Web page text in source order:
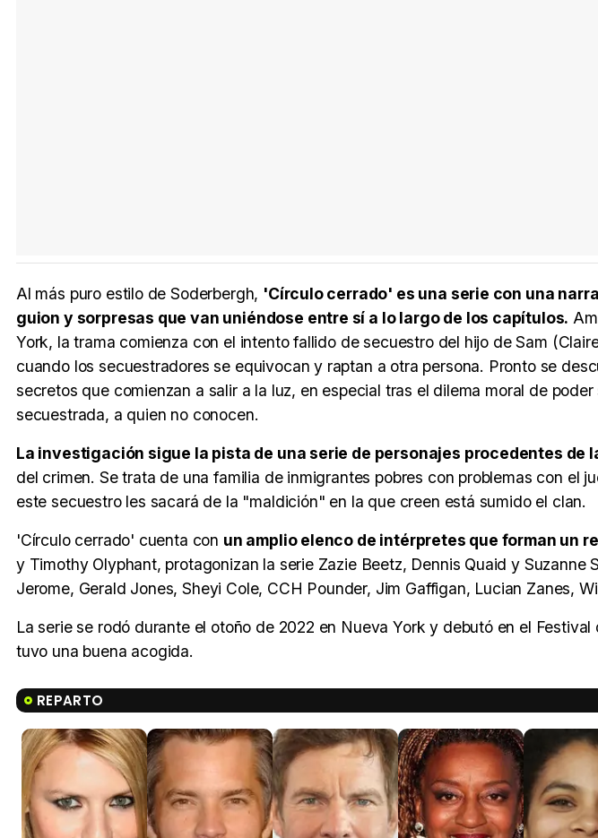
Al más puro estilo de Soderbergh, 'Círculo cerrado' es una serie con una
guion y sorpresas que van uniéndose entre sí a lo largo de los capítulos.
York, la trama comienza con el intento fallido de secuestro del hijo de Sam
cuando los secuestradores se equivocan y raptan a otra persona. Pronto se
secretos que comienzan a salir a la luz, en especial tras el dilema moral de
secuestrada, a quien no conocen.
La investigación sigue la pista de una serie de personajes procedentes de
del crimen. Se trata de una familia de inmigrantes pobres con problemas con el
este secuestro les sacará de la "maldición" en la que creen está sumido el clan.
'Círculo cerrado' cuenta con un amplio elenco de intérpretes que forman un
y Timothy Olyphant, protagonizan la serie Zazie Beetz, Dennis Quaid y Suzanne
Jerome, Gerald Jones, Sheyi Cole, CCH Pounder, Jim Gaffigan, Lucian Zanes,
La serie se rodó durante el otoño de 2022 en Nueva York y debutó en el
tuvo una buena acogida.
REPARTO